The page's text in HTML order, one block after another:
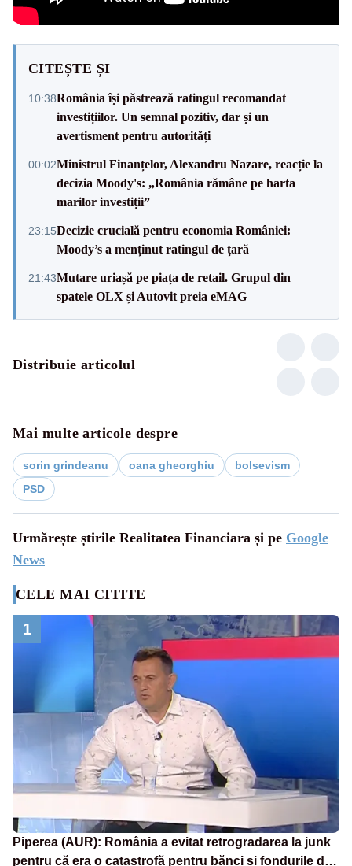
CITEȘTE ȘI
10:38România își păstrează ratingul recomandat
investițiilor. Un semnal pozitiv, dar și un
avertisment pentru autorități
00:02Ministrul Finanțelor, Alexandru Nazare, reacție la
decizia Moody's: „România rămâne pe harta
marilor investiții”
23:15Decizie crucială pentru economia României:
Moody’s a menținut ratingul de țară
21:43Mutare uriașă pe piața de retail. Grupul din
spatele OLX și Autovit preia eMAG
Distribuie articolul
Mai multe articole despre
sorin grindeanu oana gheorghiu
bolsevism
PSD
Urmărește știrile Realitatea Financiara și pe Google
News
CELE MAI CITITE
1
Piperea (AUR): România a evitat retrogradarea la junk
pentru că era o catastrofă pentru bănci și fondurile de